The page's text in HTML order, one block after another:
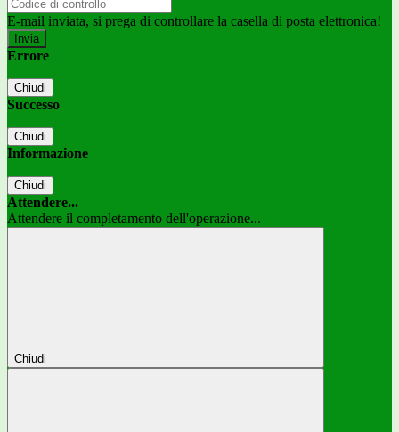
E-mail inviata, si prega di controllare la casella di posta elettronica!
Errore
Chiudi
Successo
Chiudi
Informazione
Chiudi
Attendere...
Attendere il completamento dell'operazione...
Chiudi